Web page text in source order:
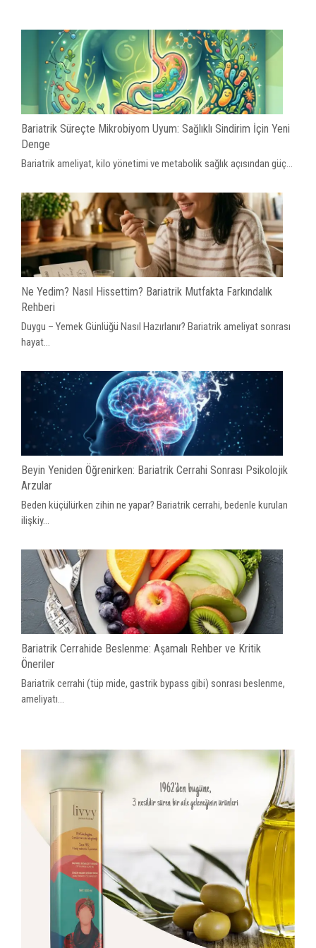
Bariatrik Süreçte Mikrobiyom Uyum: Sağlıklı Sindirim İçin Yeni
Denge
Bariatrik ameliyat, kilo yönetimi ve metabolik sağlık açısından güç...
Ne Yedim? Nasıl Hissettim? Bariatrik Mutfakta Farkındalık
Rehberi
Duygu – Yemek Günlüğü Nasıl Hazırlanır? Bariatrik ameliyat sonrası
hayat...
Beyin Yeniden Öğrenirken: Bariatrik Cerrahi Sonrası Psikolojik
Arzular
Beden küçülürken zihin ne yapar? Bariatrik cerrahi, bedenle kurulan
ilişkiy...
Bariatrik Cerrahide Beslenme: Aşamalı Rehber ve Kritik
Öneriler
Bariatrik cerrahi (tüp mide, gastrik bypass gibi) sonrası beslenme,
ameliyatı...